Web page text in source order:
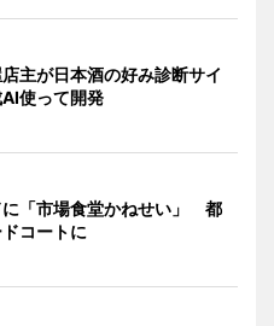
主が日本酒の好み診断サイ
使って開発
に「市場食堂かねせい」 都
コートに